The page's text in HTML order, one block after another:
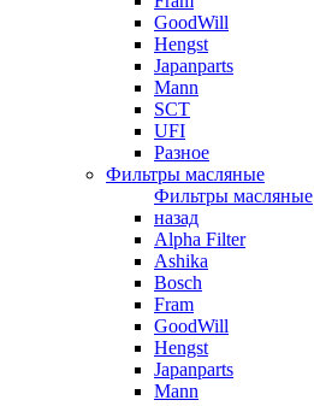
GoodWill
Hengst
Japanparts
Mann
SCT
UFI
Разное
Фильтры масляные
Фильтры масляные
назад
Alpha Filter
Ashika
Bosch
Fram
GoodWill
Hengst
Japanparts
Mann